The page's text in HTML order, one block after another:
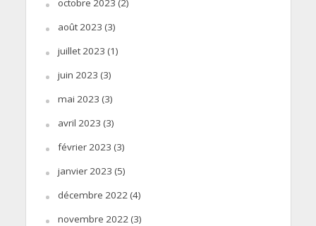
octobre 2023 (2)
août 2023 (3)
juillet 2023 (1)
juin 2023 (3)
mai 2023 (3)
avril 2023 (3)
février 2023 (3)
janvier 2023 (5)
décembre 2022(4)
novembre 2022(3)